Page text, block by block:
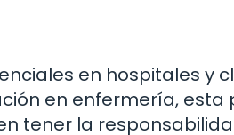
en hospitales y
en enfermería, esta
tener la